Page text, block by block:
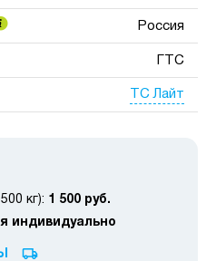
Россия
ГТС
ТС Лайт
кг): 1 500 руб.
индивидуально